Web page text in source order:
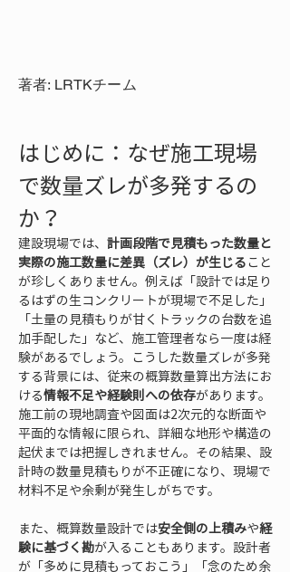
著者: LRTKチーム
はじめに：なぜ施工現場
で数量ズレが多発するの
か？
建設現場では、 計画段階で見積もった数量と
実際の施工数量に差異（ズレ）が生じること
が珍しくありません。例えば「設計では足り
るはずの生コンクリートが現場で不足した」
「土量の見積もりが甘くトラックの台数を追
加手配した」など、施工管理者なら一度は経
験があるでしょう。こうした数量ズレが多発
する背景には、従来の概算数量算出方法にお
ける情報不足や経験則への依存があります。
施工前の現地調査や図面は2次元的な断面や
平面的な情報に限られ、詳細な地形や構造の
起伏までは把握しきれません。その結果、設
計時の数量見積もりが不正確になり、現場で
材料不足や余剰が発生しがちです。
また、概算数量設計では安全側の上積みや経
験に基づく勘が入ることもあります。設計者
が「多めに見積もっておこう」「念のため余